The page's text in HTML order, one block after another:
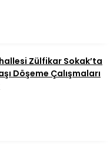
Zülfikar Sokak’ta
Döşeme Çalışmaları